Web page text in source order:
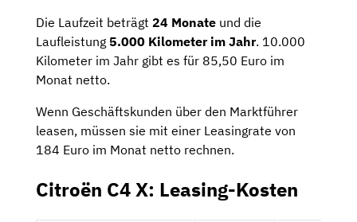
Die Laufzeit beträgt 24 Monate und die
Laufleistung 5.000 Kilometer im Jahr. 10.000
Kilometer im Jahr gibt es für 85,50 Euro im
Monat netto.
Wenn Geschäftskunden über den Marktführer
leasen, müssen sie mit einer Leasingrate von
184 Euro im Monat netto rechnen.
Citroën C4 X: Leasing-Kosten